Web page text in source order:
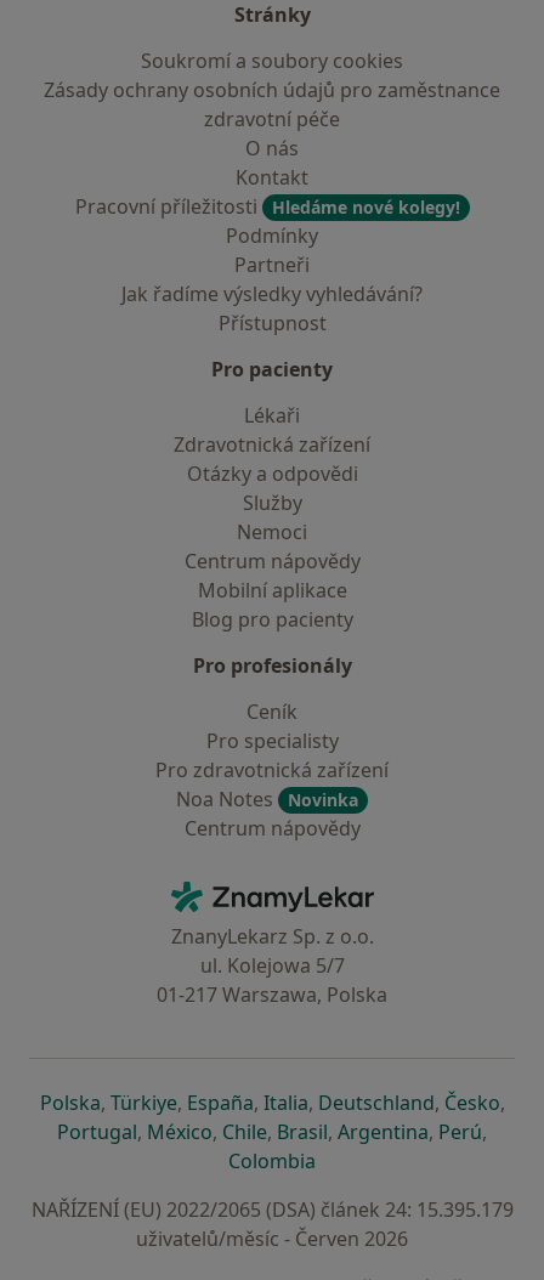
Stránky
Soukromí a soubory cookies
Zásady ochrany osobních údajů pro zaměstnance
zdravotní péče
O nás
Kontakt
Pracovní příležitosti
Hledáme nové kolegy!
Podmínky
Partneři
Jak řadíme výsledky vyhledávání?
Přístupnost
Pro pacienty
Lékaři
Zdravotnická zařízení
Otázky a odpovědi
Služby
Nemoci
Centrum nápovědy
Mobilní aplikace
Blog pro pacienty
Pro profesionály
Ceník
Pro specialisty
Pro zdravotnická zařízení
Noa Notes
Novinka
Centrum nápovědy
ZnamyLekar - Hlavní stránka
ZnanyLekarz Sp. z o.o.
ul. Kolejowa 5/7
01-217 Warszawa, Polska
Polskase otevře v nové záložce
, Türkiyese otevře v nové záložce
, Españase otevře v nové záložce
, Italiase otevře v nové záložce
, Deutschlandse otevře v
, Českose
,
Portugalse otevře v nové záložce
, Méxicose otevře v nové záložce
, Chilese otevře v nové záložce
, Brasilse otevře v nové
, Argentinase otevře v
, Perúse
,
Colombia
NAŘÍZENÍ (EU) 2022/2065 (DSA) článek 24: 15.395.179
uživatelů/měsíc - Červen 2026